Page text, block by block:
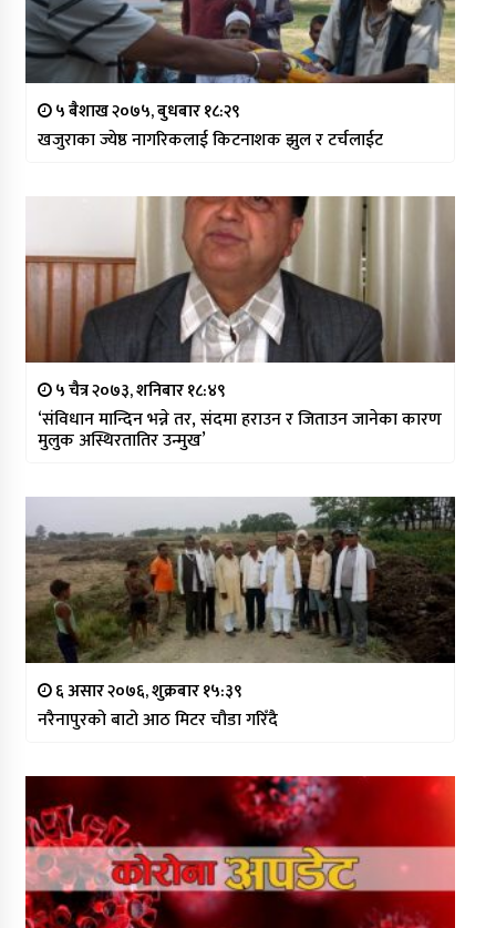
५ बैशाख २०७५, बुधबार १८:२९
खजुराका ज्येष्ठ नागरिकलाई किटनाशक झुल र टर्चलाईट
५ चैत्र २०७३, शनिबार १८:४९
‘संविधान मान्दिन भन्ने तर, संदमा हराउन र जिताउन जानेका कारण
मुलुक अस्थिरतातिर उन्मुख’
६ असार २०७६, शुक्रबार १५:३९
नरैनापुरको बाटो आठ मिटर चौडा गरिँदै